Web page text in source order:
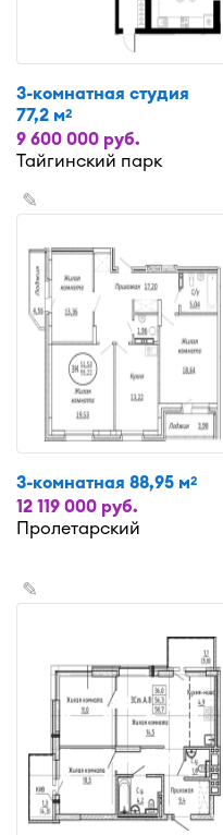
3-комнатная студия
77,2 м2
9 600 000 руб.
Тайгинский парк
✎
3-комнатная 88,95 м2
12 119 000 руб.
Пролетарский
✎